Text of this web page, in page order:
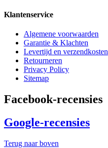
Klantenservice
Algemene voorwaarden
Garantie & Klachten
Levertijd en verzendkosten
Retourneren
Privacy Policy
Sitemap
Facebook-recensies
Google-recensies
Terug naar boven